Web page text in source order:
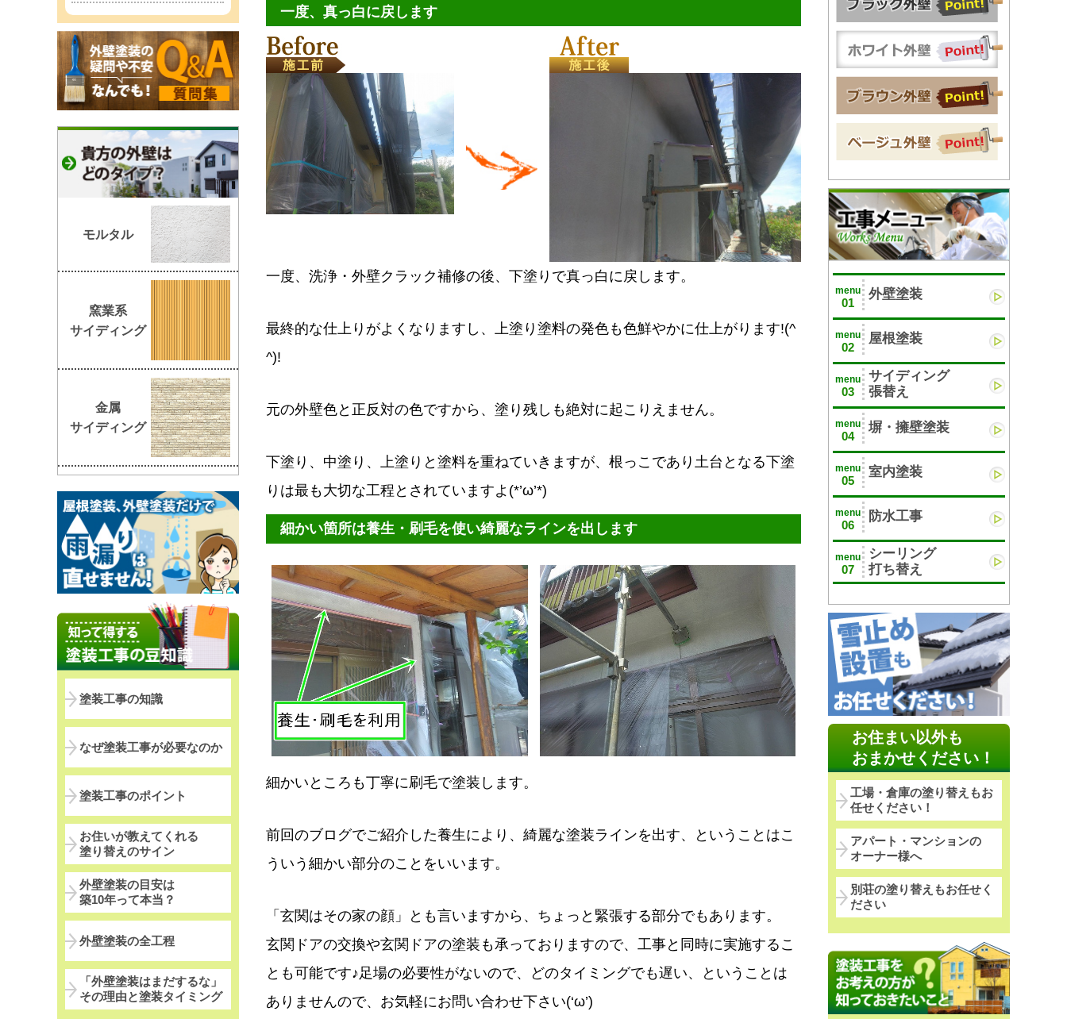
一度、真っ白に戻します
一度、洗浄・外壁クラック補修の後、下塗りで真っ白に戻します。
最終的な仕上りがよくなりますし、上塗り塗料の発色も色鮮やかに仕上がります!(^
^)!
元の外壁色と正反対の色ですから、塗り残しも絶対に起こりえません。
下塗り、中塗り、上塗りと塗料を重ねていきますが、根っこであり土台となる下塗
りは最も大切な工程とされていますよ(*’ω’*)
細かい箇所は養生・刷毛を使い綺麗なラインを出します
細かいところも丁寧に刷毛で塗装します。
前回のブログでご紹介した養生により、綺麗な塗装ラインを出す、ということはこ
ういう細かい部分のことをいいます。
「玄関はその家の顔」とも言いますから、ちょっと緊張する部分でもあります。
玄関ドアの交換や玄関ドアの塗装も承っておりますので、工事と同時に実施するこ
とも可能です♪足場の必要性がないので、どのタイミングでも遅い、ということは
ありませんので、お気軽にお問い合わせ下さい(‘ω’)
menu
01
外壁塗装
menu
02
屋根塗装
menu
03
サイディング
張替え
menu
04
塀・擁壁塗装
menu
05
室内塗装
menu
06
防水工事
menu
07
シーリング
打ち替え
お住まい以外も
おまかせください！
工場・倉庫の塗り替えもお
任せください！
アパート・マンションの
オーナー様へ
別荘の塗り替えもお任せく
ださい
モルタル
窯業系
サイディング
金属
サイディング
塗装工事の知識
なぜ塗装工事が必要なのか
塗装工事のポイント
お住いが教えてくれる
塗り替えのサイン
外壁塗装の目安は
築10年って本当？
外壁塗装の全工程
「外壁塗装はまだするな」
その理由と塗装タイミング